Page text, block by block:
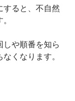
すると、不自然
や順番を知ら
くなります。